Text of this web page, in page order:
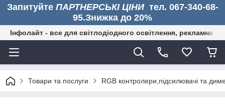
Запитуйте ПАРТНЕРСЬКІ ЦІНИтел. 067-340-68-
95.Знижка до 20%
Інфолайт - все для світлодіодного освітлення, рекламна
Товари та послуги RGB контролери,підсилювачі та